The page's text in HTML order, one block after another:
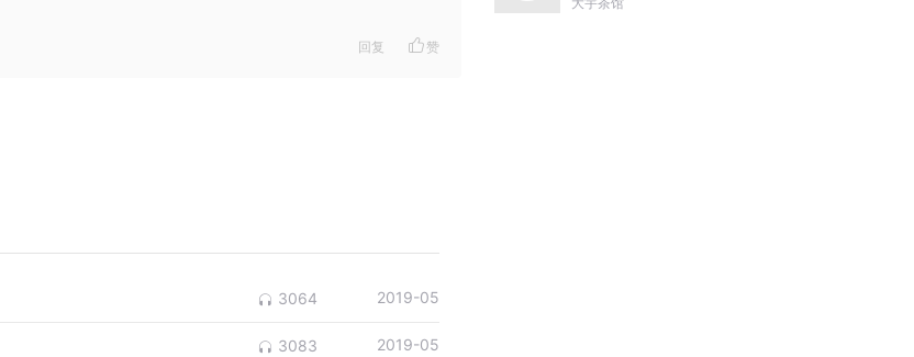
回复 赞
3064 2019-05
3083 2019-05